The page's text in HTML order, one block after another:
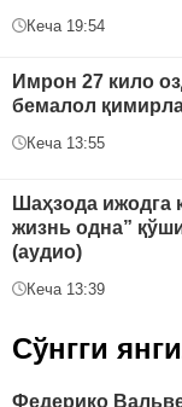
Кеча 19:54
Имрон 27 кило
бемалол
Кеча 13:55
Шаҳзода ижодга
жизнь одна”
(аудио)
Кеча 13:39
Сўнгги
Федерико